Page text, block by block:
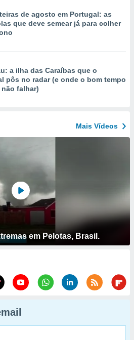
de agosto em Portugal: as
que deve semear já para colher
a ilha das Caraíbas que o
pôs no radar (e onde o bom tempo
não falhar)
Mais Vídeos
em Pelotas, Brasil.